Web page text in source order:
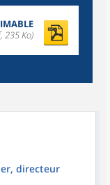
235 Ko)
directeur